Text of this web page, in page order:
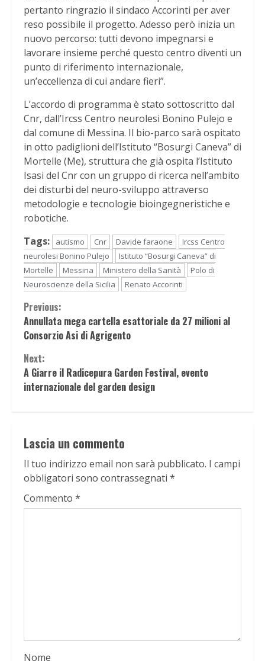
pertanto ringrazio il sindaco Accorinti per aver
reso possibile il progetto. Adesso però inizia un
nuovo percorso: tutti devono impegnarsi e
lavorare insieme perché questo centro diventi un
punto di riferimento internazionale,
un’eccellenza di cui andare fieri”.
L’accordo di programma è stato sottoscritto dal
Cnr, dall’Ircss Centro neurolesi Bonino Pulejo e
dal comune di Messina. Il bio-parco sarà ospitato
in otto padiglioni dell’Istituto “Bosurgi Caneva” di
Mortelle (Me), struttura che già ospita l’Istituto
Isasi del Cnr con un gruppo di ricerca nell’ambito
dei disturbi del neuro-sviluppo attraverso
metodologie e tecnologie bioingegneristiche e
robotiche.
Tags:
autismo Cnr Davide faraone
Ircss Centro
neurolesi Bonino Pulejo
Istituto “Bosurgi Caneva” di
Mortelle
Messina Ministero della Sanità
Polo di
Neuroscienze della Sicilia
Renato Accorinti
Continue
Reading
Previous:
Annullata mega cartella esattoriale da 27 milioni al
Consorzio Asi di Agrigento
Next:
A Giarre il Radicepura Garden Festival, evento
internazionale del garden design
Lascia un commento
Il tuo indirizzo email non sarà pubblicato. I campi
obbligatori sono contrassegnati *
Commento *
Nome